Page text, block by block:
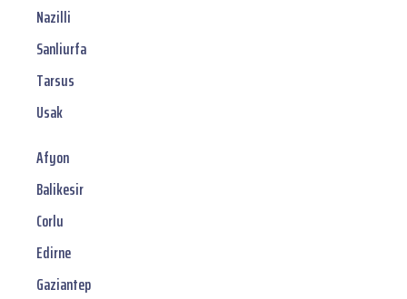
Nazilli
Sanliurfa
Tarsus
Usak
Afyon
Balikesir
Corlu
Edirne
Gaziantep